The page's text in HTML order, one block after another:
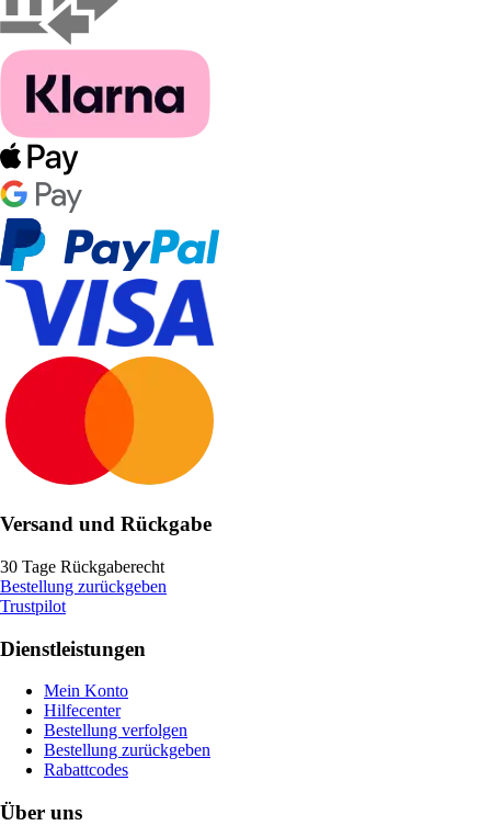
Versand und Rückgabe
30 Tage Rückgaberecht
Bestellung zurückgeben
Trustpilot
Dienstleistungen
Mein Konto
Hilfecenter
Bestellung verfolgen
Bestellung zurückgeben
Rabattcodes
Über uns